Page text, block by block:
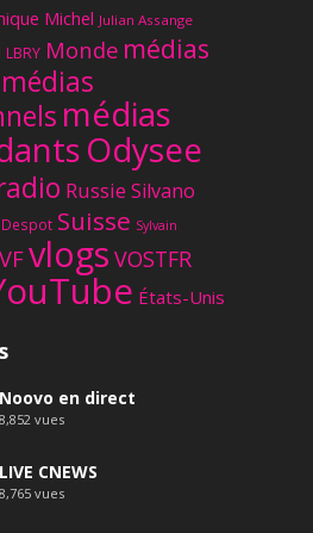
Michel Julian Assange
LBRY Monde médias
médias
médias
Odysee
Russie Silvano
Suisse Sylvain
VFvlogs VOSTFR
États-Unis
Noovo en direct
8,852 vues
LIVE CNEWS
8,765 vues